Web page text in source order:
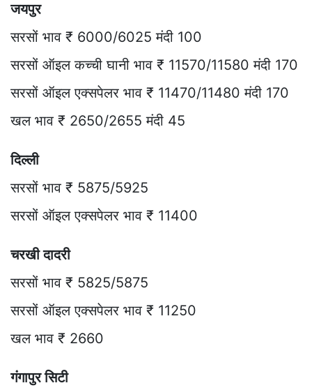
जयपुर
सरसों भाव ₹ 6000/6025 मंदी 100
सरसों ऑइल कच्ची घानी भाव ₹ 11570/11580 मंदी 170
सरसों ऑइल एक्सपेलर भाव ₹ 11470/11480 मंदी 170
खल भाव ₹ 2650/2655 मंदी 45
दिल्ली
सरसों भाव ₹ 5875/5925
सरसों ऑइल एक्सपेलर भाव ₹ 11400
चरखी दादरी
सरसों भाव ₹ 5825/5875
सरसों ऑइल एक्सपेलर भाव ₹ 11250
खल भाव ₹ 2660
गंगापुर सिटी